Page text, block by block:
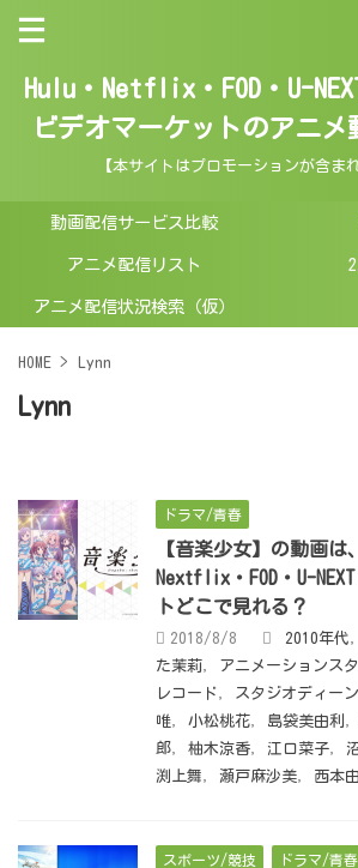
Hulu・Netflix・FOD・U-
ビデオマーケットのアニメ
【本サイトはプロモーションが含ま
動画配信サービス比較
アニメ配信リスト
アニメ配信状況検索（仮）
HOME > Lynn
Lynn
ドラマ/青春
【音楽少女】の動画は
Nextflix・FOD・U-
トどこで見れる？
2018/8/8 2010年代,
た茉莉, アニメーションス
レコード, スタジオディーン
唯, 小松桃花, 島袋美由利 ,
郎, 柚木涼香, 江口菜子,
渕上舞, 瀬戸麻沙美, 西本
スポーツ/競技 ドラマ/青春